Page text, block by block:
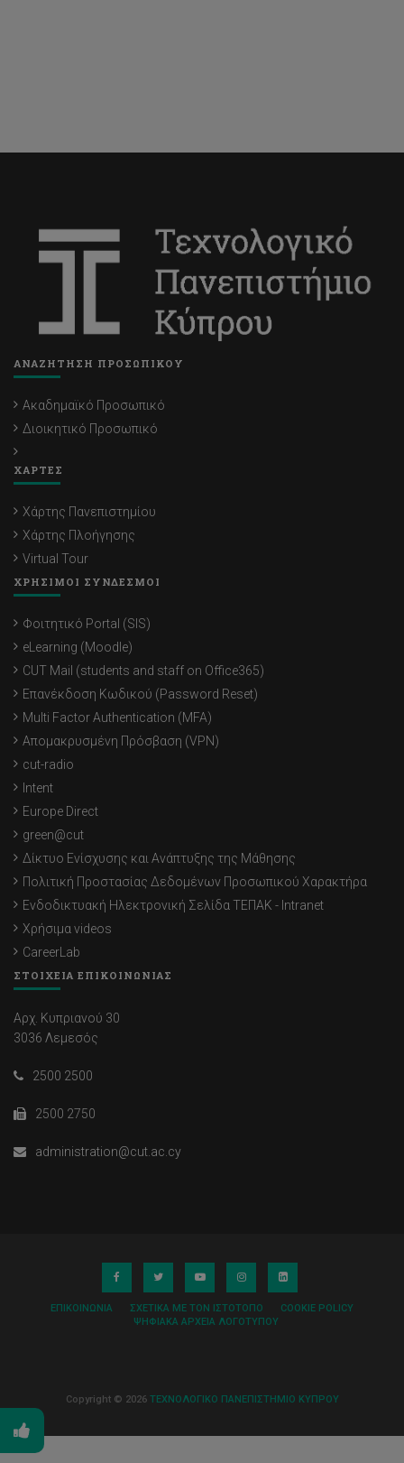
ΑΝΑΖΗΤΗΣΗ ΠΡΟΣΩΠΙΚΟΥ
Ακαδημαϊκό Προσωπικό
Διοικητικό Προσωπικό
ΧΑΡΤΕΣ
Χάρτης Πανεπιστημίου
Χάρτης Πλοήγησης
Virtual Tour
ΧΡΗΣΙΜΟΙ ΣΥΝΔΕΣΜΟΙ
Φοιτητικό Portal (SIS)
eLearning (Moodle)
CUT Mail (students and staff on Office365)
Επανέκδοση Κωδικού (Password Reset)
Multi Factor Authentication (MFA)
Απομακρυσμένη Πρόσβαση (VPN)
cut-radio
Intent
Europe Direct
green@cut
Δίκτυο Ενίσχυσης και Ανάπτυξης της Μάθησης
Πολιτική Προστασίας Δεδομένων Προσωπικού Χαρακτήρα
Ενδοδικτυακή Ηλεκτρονική Σελίδα ΤΕΠΑΚ - Intranet
Χρήσιμα videos
CareerLab
ΣΤΟΙΧΕΙΑ ΕΠΙΚΟΙΝΩΝΙΑΣ
Αρχ. Κυπριανού 30
3036 Λεμεσός
2500 2500
2500 2750
administration@cut.ac.cy
ΕΠΙΚΟΙΝΩΝΊΑ ΣΧΕΤΙΚΆ ΜΕ ΤΟΝ ΙΣΤΌΤΟΠΟ
COOKIE POLICY
ΨΗΦΙΑΚΆ ΑΡΧΕΊΑ ΛΟΓΌΤΥΠΟΥ
Copyright © 2026 ΤΕΧΝΟΛΟΓΙΚΟ ΠΑΝΕΠΙΣΤΗΜΙΟ ΚΥΠΡΟΥ